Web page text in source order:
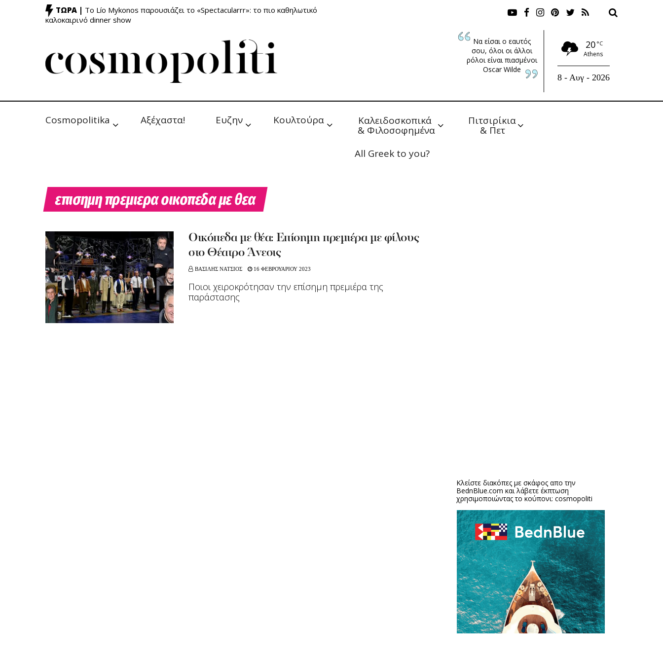
ΤΩΡΑ | Το Lío Mykonos παρουσιάζει το «Spectacularrr»: το πιο καθηλωτικό
καλοκαιρινό dinner show
Να είσαι ο εαυτός
σου, όλοι οι άλλοι
ρόλοι είναι πιασμένοι
Oscar Wilde
20 °C
Athens
8 - Αυγ - 2026
Cosmopolitika Αξέχαστα! Ευζην Κουλτούρα Καλειδοσκοπικά
& Φιλοσοφημένα
Πιτσιρίκια
& Πετ
All Greek to you?
επισημη πρεμιερα οικοπεδα με θεα
Οικόπεδα με θέα: Επίσημη πρεμιέρα με φίλους
στο Θέατρο Άνεσις
ΒΑΣΙΛΗΣ ΝΑΤΣΙΟΣ 16 ΦΕΒΡΟΥΑΡΙΟΥ 2023
Ποιοι χειροκρότησαν την επίσημη πρεμιέρα της
παράστασης
Κλείστε διακόπες με σκάφος απο την
BednBlue.com και λάβετε έκπτωση
χρησιμοποιώντας το κούπονι: cosmopoliti